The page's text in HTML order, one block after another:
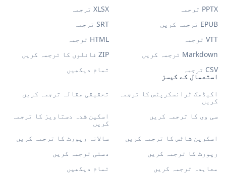
استعمال کے کیسز
اکیڈمک ٹرانسکرپٹس کا ترجمہ
کریں
تحقیقی مقالہ ترجمہ کریں
سی وی کا ترجمہ کریں اسکین شدہ دستاویز کا ترجمہ
کریں
اسکرین شاٹس کا ترجمہ کریں
سالانہ رپورٹ کا ترجمہ کریں
رپورٹ کا ترجمہ کریں
دستی ترجمہ کریں
معاہدہ ترجمہ کریں
تمام دیکھیں
PPTX ترجمہ
XLSX ترجمہ
EPUB ترجمہ کریں
SRT ترجمہ
VTT ترجمہ
HTML ترجمہ
Markdown ترجمہ کریں
ZIP فائلوں کا ترجمہ کریں
CSV ترجمہ
تمام دیکھیں